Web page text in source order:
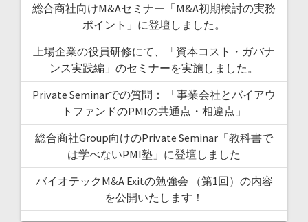
総合商社向けM&Aセミナー「M&A初期検討の実務
ポイント」に登壇しました。
上場企業の役員研修にて、「資本コスト・ガバナ
ンス実践編」のセミナーを実施しました。
Private Seminarでの質問： 「事業会社とバイアウ
トファンドのPMIの共通点・相違点」
総合商社Group向けのPrivate Seminar「教科書で
は学べないPMI塾」に登壇しました
バイオテックM&A Exitの勉強会 （第1回）の内容
を公開いたします！